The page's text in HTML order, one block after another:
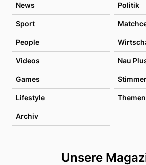
News Politik
Sport
People
Videos Nau
Games
Lifestyle Themen
Archiv
Unsere